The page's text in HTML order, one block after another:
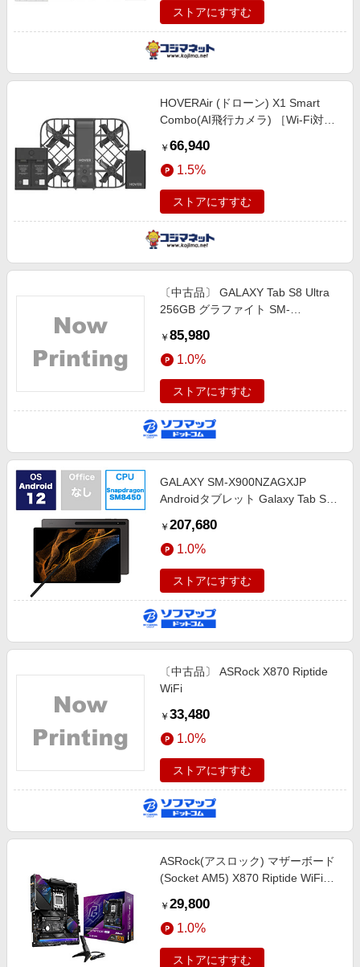
ストアにすすむ
HOVERAir (ドローン) X1 Smart
Combo(AI飛行カメラ) ［Wi-Fi対
￥ 66,940
1.5%
ストアにすすむ
〔中古品〕 GALAXY Tab S8 Ultra
256GB グラファイト SM-
￥ 85,980
1.0%
ストアにすすむ
GALAXY SM-X900NZAGXJP
Androidタブレット Galaxy Tab S8
型 /Wi-Fiモデル /ストレージ：
256GB］
￥ 207,680
1.0%
ストアにすすむ
〔中古品〕 ASRock X870 Riptide
WiFi
￥ 33,480
1.0%
ストアにすすむ
ASRock(アスロック) マザーボード
(Socket AM5) X870 Riptide WiFi
￥ 29,800
1.0%
ストアにすすむ